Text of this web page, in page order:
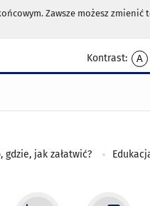
Zawsze możesz zmienić
Kontrast:
A
gdzie, jak załatwić?